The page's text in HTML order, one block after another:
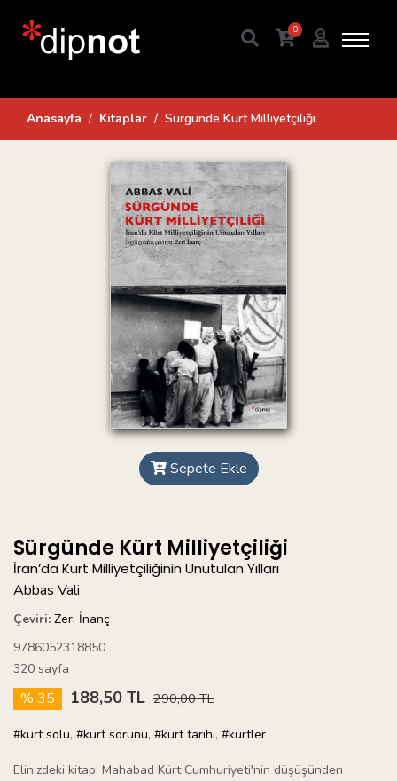
0
Anasayfa Kitaplar Sürgünde Kürt Milliyetçiliği
Sepete Ekle
Sürgünde Kürt Milliyetçiliği
İran’da Kürt Milliyetçiliğinin Unutulan Yılları
Abbas Vali
Çeviri: Zeri İnanç
9786052318850
320 sayfa
% 35 188,50 TL 290,00 TL
#kürt solu, #kürt sorunu, #kürt tarihi, #kürtler
Elinizdeki kitap, Mahabad Kürt Cumhuriyeti'nin düşüşünden